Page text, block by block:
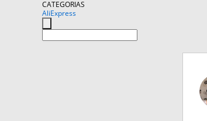
CATEGORIAS
AliExpress